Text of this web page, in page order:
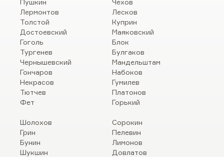
Пушкин
Лермонтов
Толстой
Достоевский
Гоголь
Тургенев
Чернышевский
Гончаров
Некрасов
Тютчев
Фет
Чехов
Лесков
Куприн
Маяковский
Блок
Булгаков
Мандельштам
Набоков
Гумилев
Платонов
Горький
Шолохов
Грин
Бунин
Шукшин
Сорокин
Пелевин
Лимонов
Довлатов